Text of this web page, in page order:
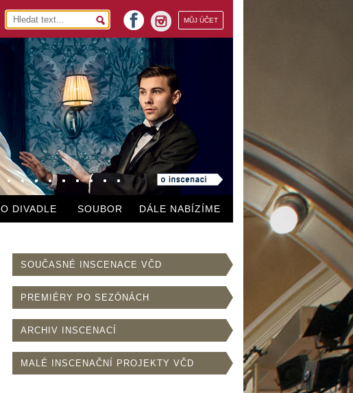
MŮJ ÚČET
instagram
facebook
O DIVADLE SOUBOR DÁLE NABÍZÍME
SOUČASNÉ INSCENACE VČD
PREMIÉRY PO SEZÓNÁCH
ARCHIV INSCENACÍ
MALÉ INSCENAČNÍ PROJEKTY VČD